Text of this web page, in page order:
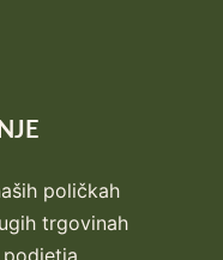
poličkah
trgovinah